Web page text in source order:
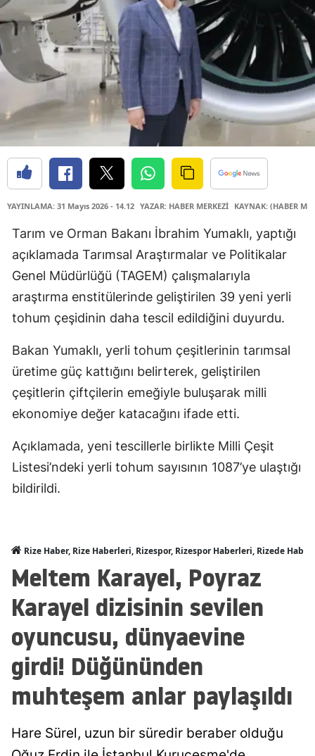
YAYINLAMA: 31 Mayıs 2026 - 14.12 YAZAR: HABER MERKEZİ KAYNAK: (HABER
Tarım ve Orman Bakanı İbrahim Yumaklı, yaptığı
açıklamada Tarımsal Araştırmalar ve Politikalar
Genel Müdürlüğü (TAGEM) çalışmalarıyla
araştırma enstitülerinde geliştirilen 39 yeni yerli
tohum çeşidinin daha tescil edildiğini duyurdu.
Bakan Yumaklı, yerli tohum çeşitlerinin tarımsal
üretime güç kattığını belirterek, geliştirilen
çeşitlerin çiftçilerin emeğiyle buluşarak milli
ekonomiye değer katacağını ifade etti.
Açıklamada, yeni tescillerle birlikte Milli Çeşit
Listesi’ndeki yerli tohum sayısının 1087’ye ulaştığı
bildirildi.
Rize Haber, Rize Haberleri, Rizespor, Rizespor Haberleri, Rizede
Meltem Karayel, Poyraz
Karayel dizisinin sevilen
oyuncusu, dünyaevine
girdi! Düğününden
muhteşem anlar paylaşıldı
Hare Sürel, uzun bir süredir beraber olduğu